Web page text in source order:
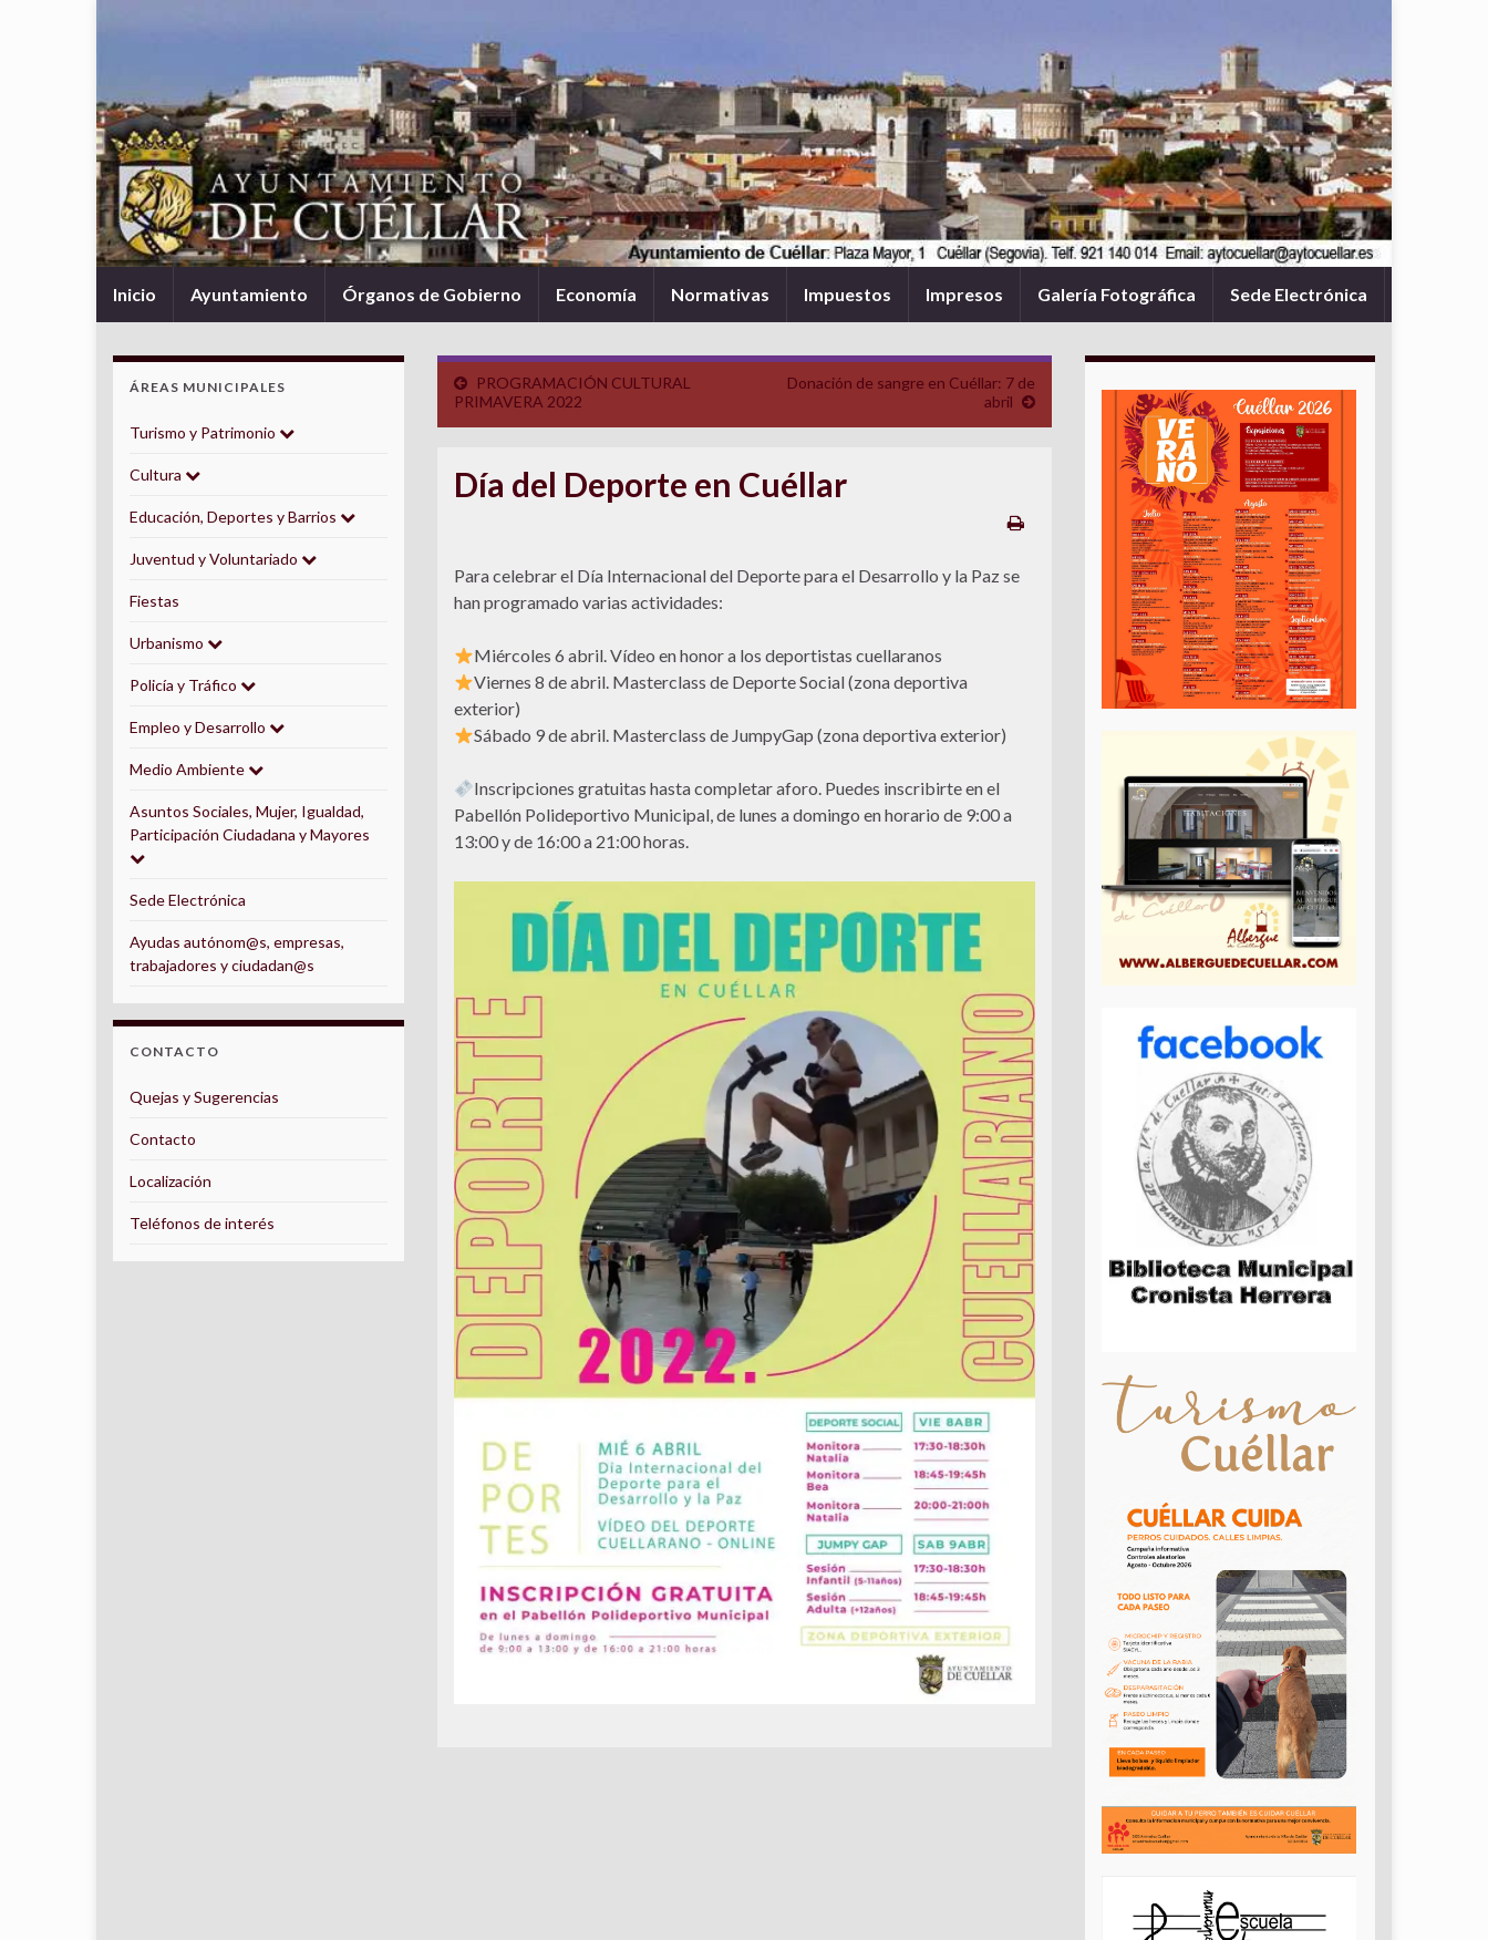
Inicio Ayuntamiento Órganos de Gobierno Economía Normativas Impuestos Impresos Galería Fotográfica Sede Electrónica
PROGRAMACIÓN CULTURAL
PRIMAVERA 2022
Donación de sangre en Cuéllar: 7 de
abril
Día del Deporte en Cuéllar
Para celebrar el Día Internacional del Deporte para el Desarrollo y la Paz se
han programado varias actividades:
Miércoles 6 abril. Vídeo en honor a los deportistas cuellaranos
Viernes 8 de abril. Masterclass de Deporte Social (zona deportiva
exterior)
Sábado 9 de abril. Masterclass de JumpyGap (zona deportiva exterior)
Inscripciones gratuitas hasta completar aforo. Puedes inscribirte en el
Pabellón Polideportivo Municipal, de lunes a domingo en horario de 9:00 a
13:00 y de 16:00 a 21:00 horas.
ÁREAS MUNICIPALES
Turismo y Patrimonio
Cultura
Educación, Deportes y Barrios
Juventud y Voluntariado
Fiestas
Urbanismo
Policía y Tráfico
Empleo y Desarrollo
Medio Ambiente
Asuntos Sociales, Mujer, Igualdad,
Participación Ciudadana y Mayores
Sede Electrónica
Ayudas autónom@s, empresas,
trabajadores y ciudadan@s
CONTACTO
Quejas y Sugerencias
Contacto
Localización
Teléfonos de interés